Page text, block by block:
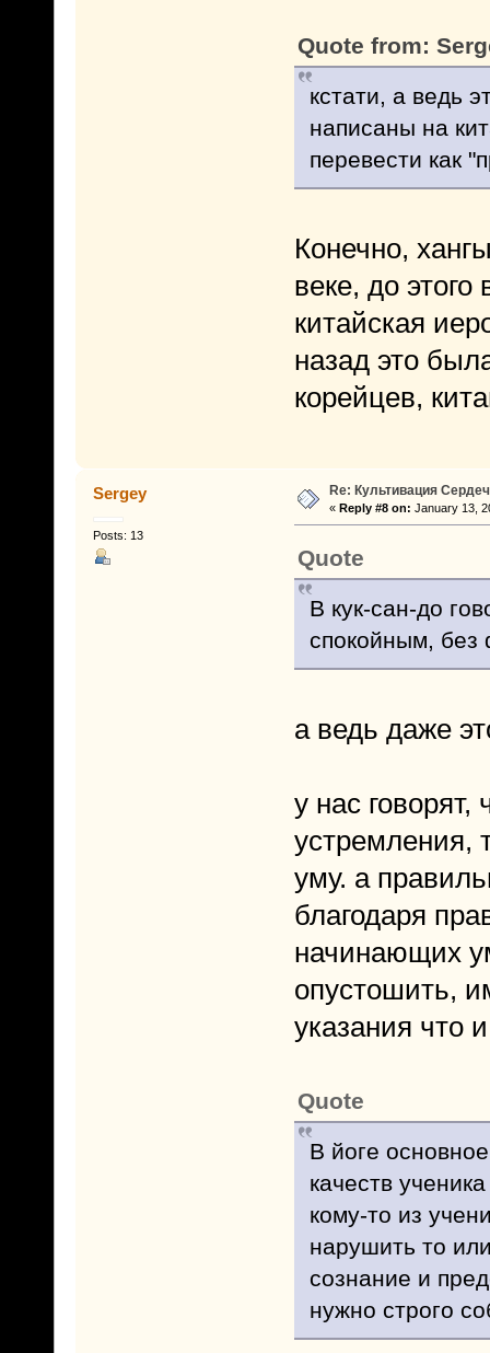
Quote from:
кстати, а ведь
написаны на
перевести как
Конечно,
веке, до
китайская
назад это
корейцев,
Sergey
Posts: 13
Re: Культивация
« Reply #8 on: January 13,
Quote
В кук-сан-до
спокойным, без
а ведь даже
у нас
устремления,
уму. а
благодаря
начинающих
опустошить,
указания что
Quote
В йоге
качеств
кому-то из
нарушить то
сознание и
нужно строго